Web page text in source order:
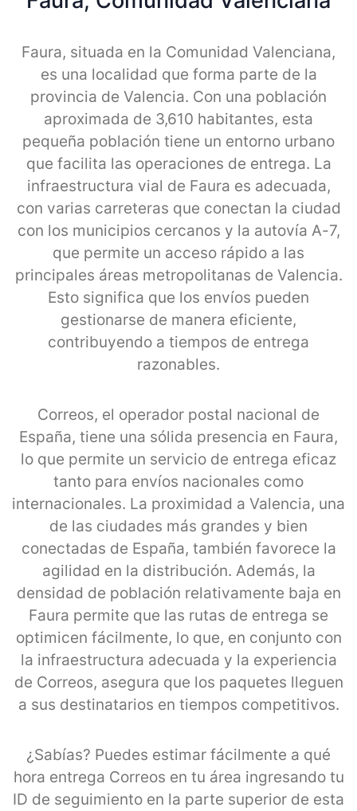
Faura, situada en la Comunidad Valenciana,
es una localidad que forma parte de la
provincia de Valencia. Con una población
aproximada de 3,610 habitantes, esta
pequeña población tiene un entorno urbano
que facilita las operaciones de entrega. La
infraestructura vial de Faura es adecuada,
con varias carreteras que conectan la ciudad
con los municipios cercanos y la autovía A-7,
que permite un acceso rápido a las
principales áreas metropolitanas de Valencia.
Esto significa que los envíos pueden
gestionarse de manera eficiente,
contribuyendo a tiempos de entrega
razonables.
Correos, el operador postal nacional de
España, tiene una sólida presencia en Faura,
lo que permite un servicio de entrega eficaz
tanto para envíos nacionales como
internacionales. La proximidad a Valencia, una
de las ciudades más grandes y bien
conectadas de España, también favorece la
agilidad en la distribución. Además, la
densidad de población relativamente baja en
Faura permite que las rutas de entrega se
optimicen fácilmente, lo que, en conjunto con
la infraestructura adecuada y la experiencia
de Correos, asegura que los paquetes lleguen
a sus destinatarios en tiempos competitivos.
¿Sabías? Puedes estimar fácilmente a qué
hora entrega Correos en tu área ingresando tu
ID de seguimiento en la parte superior de esta